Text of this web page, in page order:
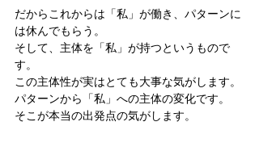
だからこれからは「私」が働き、パターンに
は休んでもらう。
そして、主体を「私」が持つというもので
す。
この主体性が実はとても大事な気がします。
パターンから「私」への主体の変化です。
そこが本当の出発点の気がします。